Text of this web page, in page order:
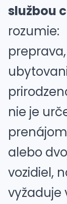
službou
rozumie:
preprava,
nie je
alebo
vozidiel,
vyžaduje